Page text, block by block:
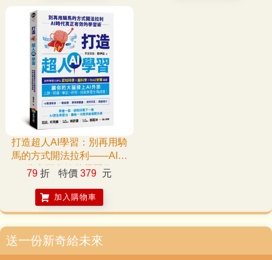
打造超人AI學習：別再用騎
馬的方式開法拉利——AI時
代真正有效的學習術
79 折 特價 379 元
加入購物車
送一份新奇給未來